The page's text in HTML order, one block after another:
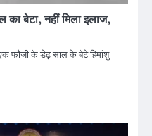
का बेटा, नहीं मिला इलाज,
फौजी के डेढ़ साल के बेटे हिमांशु